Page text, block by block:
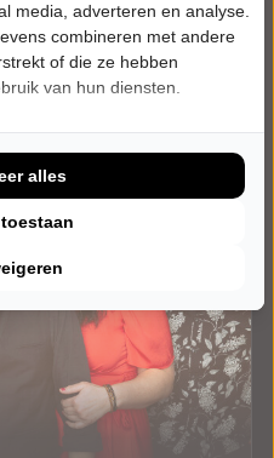
media, adverteren en analyse.
combineren met andere
of die ze hebben
van hun diensten.
alles